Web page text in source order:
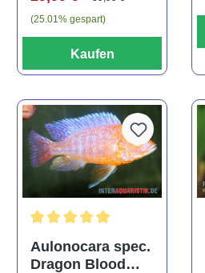
(25.01% gespart)
Kaufen
Aulonocara spec.
Dragon Blood